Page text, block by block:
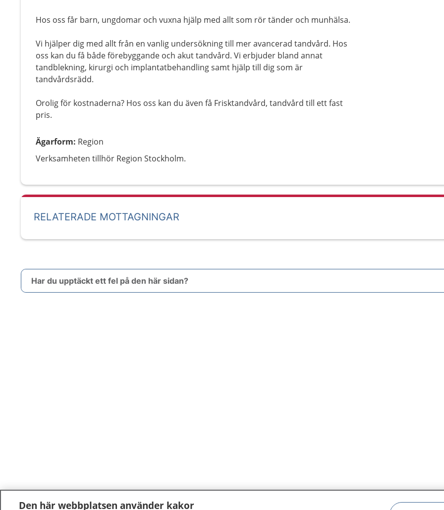
Hos oss får barn, ungdomar och vuxna hjälp med allt som rör tänder och munhälsa.
Vi hjälper dig med allt från en vanlig undersökning till mer avancerad tandvård. Hos
oss kan du få både förebyggande och akut tandvård. Vi erbjuder bland annat
tandblekning, kirurgi och implantatbehandling samt hjälp till dig som är
tandvårdsrädd.
Orolig för kostnaderna? Hos oss kan du även få Frisktandvård, tandvård till ett fast
pris.
Ägarform: Region
Verksamheten tillhör Region Stockholm.
RELATERADE MOTTAGNINGAR
Har du upptäckt ett fel på den här sidan?
Den här webbplatsen använder kakor